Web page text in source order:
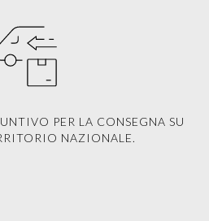
PER LA CONSEGNA SU
NAZIONALE.